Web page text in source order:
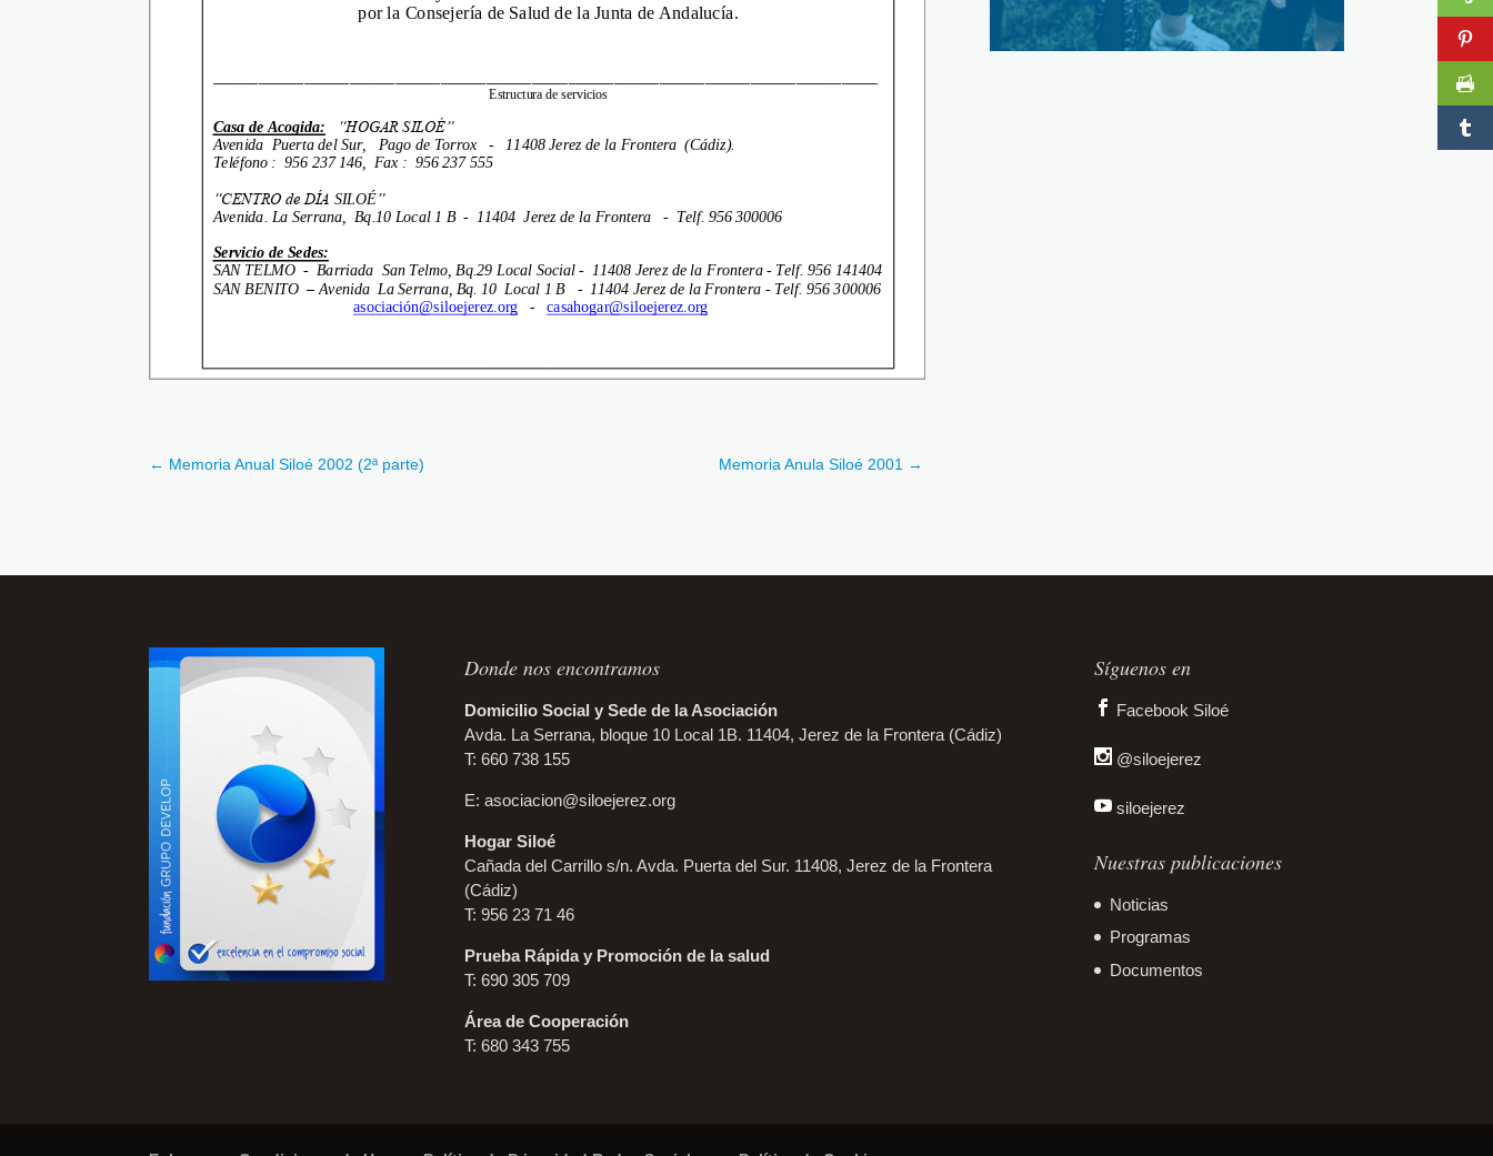
← Memoria Anual Siloé 2002 (2ª parte) Memoria Anula Siloé 2001 →
Donde nos encontramos
Domicilio Social y Sede de la Asociación
Avda. La Serrana, bloque 10 Local 1B. 11404, Jerez de la Frontera (Cádiz)
T: 660 738 155
E: asociacion@siloejerez.org
Hogar Siloé
Cañada del Carrillo s/n. Avda. Puerta del Sur. 11408, Jerez de la Frontera
(Cádiz)
T: 956 23 71 46
Prueba Rápida y Promoción de la salud
T: 690 305 709
Área de Cooperación
T: 680 343 755
Síguenos en
Facebook Siloé
@siloejerez
siloejerez
Nuestras publicaciones
Noticias
Programas
Documentos